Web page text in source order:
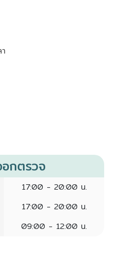
กตรวจ
17:00 - 20:00 น.
17:00 - 20:00 น.
09:00 - 12:00 น.